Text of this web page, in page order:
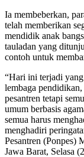
Ia membeberkan,
telah memberikan
mendidik anak
tauladan yang
contoh untuk
“Hari ini terjadi yang
lembaga
pesantren tetapi
umum berbasis
semua harus
menghadiri
Pesantren (Ponpes)
Jawa Barat, Selasa